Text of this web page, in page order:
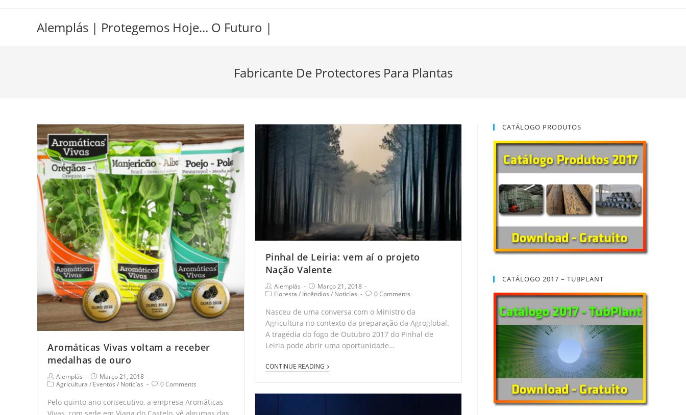
Alemplás | Protegemos Hoje... O Futuro |
Fabricante De Protectores Para Plantas
Aromáticas Vivas voltam a receber
medalhas de ouro
Alemplás
Março 21, 2018
Agricultura / Eventos / Noticías 0 Comments
Pelo quinto ano consecutivo, a empresa Aromáticas
Vivas, com sede em Viana do Castelo, vê algumas das
Pinhal de Leiria: vem aí o projeto
Nação Valente
Alemplás
Março 21, 2018
Floresta / Incêndios / Noticías 0 Comments
Nasceu de uma conversa com o Ministro da
Agricultura no contexto da preparação da Agroglobal.
A tragédia do fogo de Outubro 2017 do Pinhal de
Leiria pode abrir uma oportunidade…
CONTINUE READING
CATÁLOGO PRODUTOS
CATÁLOGO 2017 – TUBPLANT